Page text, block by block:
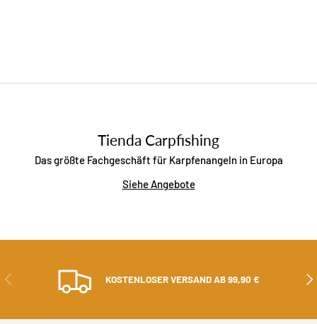
Tienda Carpfishing
Das größte Fachgeschäft für Karpfenangeln in Europa
Siehe Angebote
ZURÜCK KOSTENLOSER VERSAND AB 99,90 €